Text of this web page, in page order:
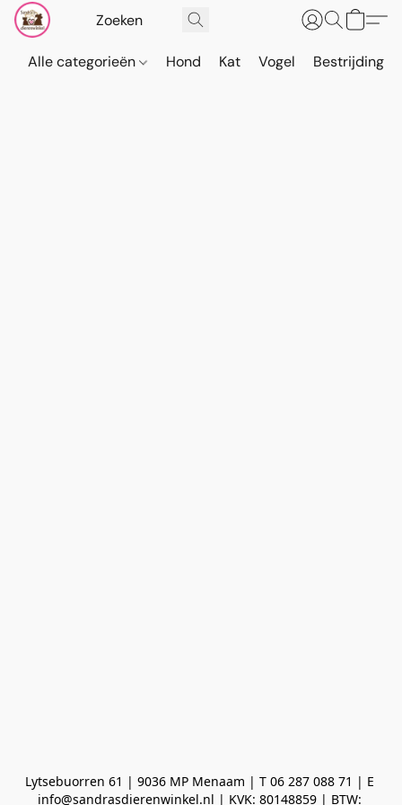
Alle categorieën Hond Kat Vogel Bestrijding
Lytsebuorren 61 | 9036 MP Menaam | T 06 287 088 71 | E
info@sandrasdierenwinkel.nl | KVK: 80148859 | BTW: